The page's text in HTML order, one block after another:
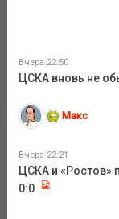
Вчера 22:50
ЦСКА вновь не
Макс
Вчера 22:21
ЦСКА и «Ростов»
0:0